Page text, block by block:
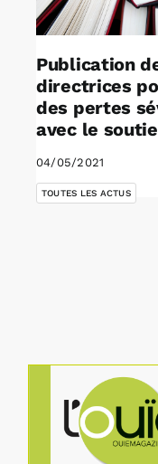
Publication
directrices
des pertes
avec le
04/05/2021
TOUTES LES ACTUS